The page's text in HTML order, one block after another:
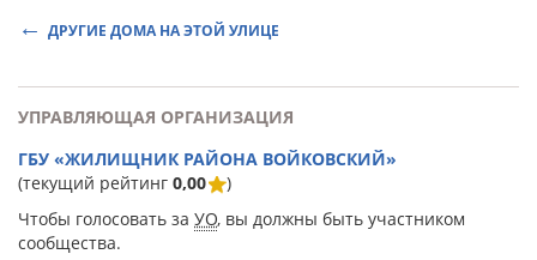
ДРУГИЕ ДОМА НА ЭТОЙ УЛИЦЕ
УПРАВЛЯЮЩАЯ ОРГАНИЗАЦИЯ
ГБУ «ЖИЛИЩНИК РАЙОНА ВОЙКОВСКИЙ»
(текущий рейтинг 0,00
)
Чтобы голосовать за УО, вы должны быть участником
сообщества.